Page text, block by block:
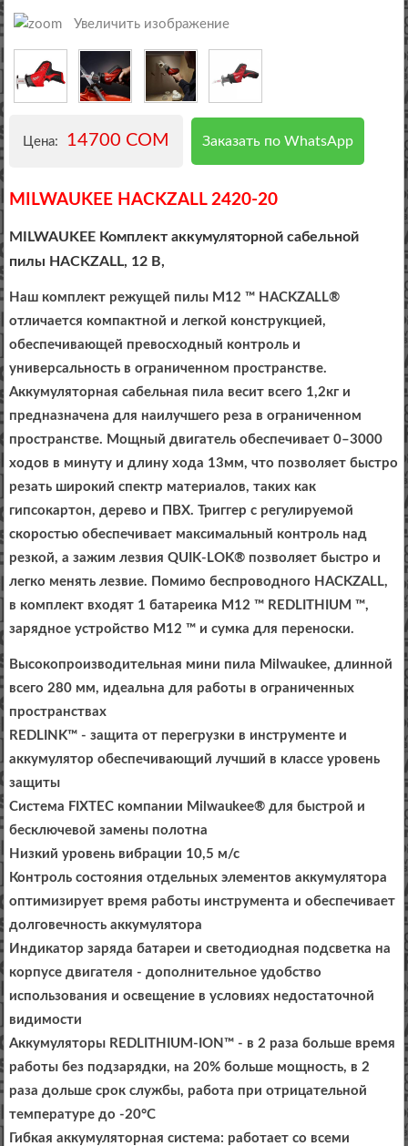
Увеличить изображение
Цена: 14700 COM Заказать по WhatsApp
MILWAUKEE HACKZALL 2420-20
MILWAUKEE Комплект аккумуляторной сабельной
пилы HACKZALL, 12 В,
Наш комплект режущей пилы M12 ™ HACKZALL®
отличается компактной и легкой конструкцией,
обеспечивающей превосходный контроль и
универсальность в ограниченном пространстве.
Аккумуляторная сабельная пила весит всего 1,2кг и
предназначена для наилучшего реза в ограниченном
пространстве. Мощный двигатель обеспечивает 0–3000
ходов в минуту и длину хода 13мм, что позволяет быстро
резать широкий спектр материалов, таких как
гипсокартон, дерево и ПВХ. Триггер с регулируемой
скоростью обеспечивает максимальный контроль над
резкой, а зажим лезвия QUIK-LOK® позволяет быстро и
легко менять лезвие. Помимо беспроводного HACKZALL,
в комплект входят 1 батареика M12 ™ REDLITHIUM ™,
зарядное устройство M12 ™ и сумка для переноски.
Высокопроизводительная мини пила Milwaukee, длинной
всего 280 мм, идеальна для работы в ограниченных
пространствах
REDLINK™ - защита от перегрузки в инструменте и
аккумулятор обеспечивающий лучший в классе уровень
защиты
Система FIXTEC компании Milwaukee® для быстрой и
бесключевой замены полотна
Низкий уровень вибрации 10,5 м/с
Контроль состояния отдельных элементов аккумулятора
оптимизирует время работы инструмента и обеспечивает
долговечность аккумулятора
Индикатор заряда батареи и светодиодная подсветка на
корпусе двигателя - дополнительное удобство
использования и освещение в условиях недостаточной
видимости
Аккумуляторы REDLITHIUM-ION™ - в 2 раза больше время
работы без подзарядки, на 20% больше мощность, в 2
раза дольше срок службы, работа при отрицательной
температуре до -20°С
Гибкая аккумуляторная система: работает со всеми